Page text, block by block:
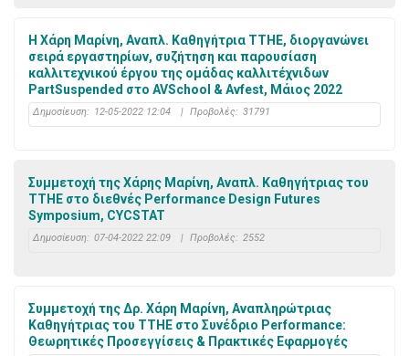
Η Χάρη Μαρίνη, Αναπλ. Καθηγήτρια ΤΤΗΕ, διοργανώνει
σειρά εργαστηρίων, συζήτηση και παρουσίαση
καλλιτεχνικού έργου της ομάδας καλλιτέχνιδων
PartSuspended στο AVSchool & Avfest, Μάιος 2022
Δημοσίευση: 12-05-2022 12:04 | Προβολές: 31791
Συμμετοχή της Χάρης Μαρίνη, Αναπλ. Καθηγήτριας του
ΤΤΗΕ στο διεθνές Performance Design Futures
Symposium, CYCSTAT
Δημοσίευση: 07-04-2022 22:09 | Προβολές: 2552
Συμμετοχή της Δρ. Χάρη Μαρίνη, Αναπληρώτριας
Καθηγήτριας του ΤΤΗΕ στο Συνέδριο Performance:
Θεωρητικές Προσεγγίσεις & Πρακτικές Εφαρμογές